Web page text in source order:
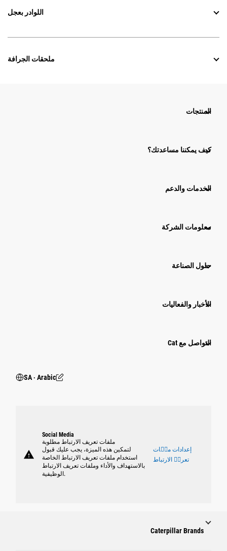
اللوادر بعجل
ملحقات الجرافة
المنتجات
كيف يمكننا مساعدتك؟
الخدمات والدعم
معلومات الشركة
حلول الصناعة
الأخبار والفعاليات
التواصل مع Cat
SA ‧ Arabic
warning
Social Media
ملفات تعريف الارتباط مطلوبة
لتمكين هذه الميزة، يجب عليك قبول
استخدام ملفات تعريف الارتباط الخاصة
بالاستهداف والأداء وملفات تعريف الارتباط
الوظيفية.
إعدادات ملٝات
تعريٝ الارتباط
Caterpillar Brands